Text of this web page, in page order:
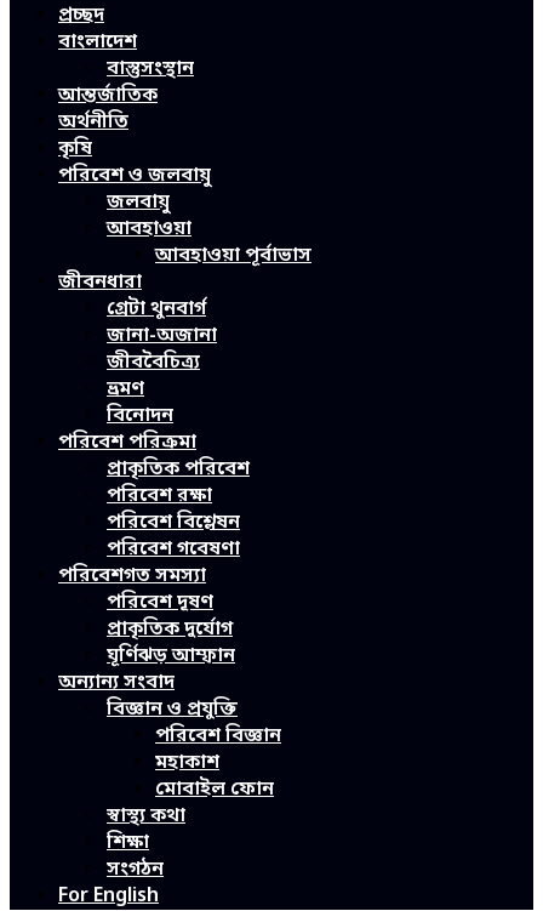
প্রচ্ছদ
বাংলাদেশ
বাস্তুসংস্থান
আন্তর্জাতিক
অর্থনীতি
কৃষি
পরিবেশ ও জলবায়ু
জলবায়ু
আবহাওয়া
আবহাওয়া পূর্বাভাস
জীবনধারা
গ্রেটা থুনবার্গ
জানা-অজানা
জীববৈচিত্র্য
ভ্রমণ
বিনোদন
পরিবেশ পরিক্রমা
প্রাকৃতিক পরিবেশ
পরিবেশ রক্ষা
পরিবেশ বিশ্লেষন
পরিবেশ গবেষণা
পরিবেশগত সমস্যা
পরিবেশ দূষণ
প্রাকৃতিক দুর্যোগ
ঘূর্ণিঝড় আম্ফান
অন্যান্য সংবাদ
বিজ্ঞান ও প্রযুক্তি
পরিবেশ বিজ্ঞান
মহাকাশ
মোবাইল ফোন
স্বাস্থ্য কথা
শিক্ষা
সংগঠন
For English